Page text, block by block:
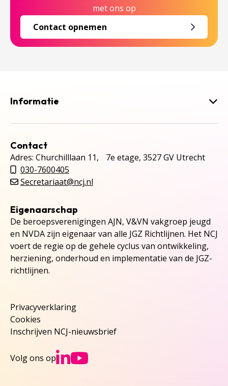
met ons op
Contact opnemen
Informatie
Contact
Adres: Churchilllaan 11, 7e etage, 3527 GV Utrecht
030-7600405
Secretariaat@ncj.nl
Eigenaarschap
De beroepsverenigingen AJN, V&VN vakgroep jeugd
en NVDA zijn eigenaar van alle JGZ Richtlijnen. Het NCJ
voert de regie op de gehele cyclus van ontwikkeling,
herziening, onderhoud en implementatie van de JGZ-
richtlijnen.
Privacyverklaring
Cookies
Inschrijven NCJ-nieuwsbrief
Volg ons op Ga naar NCJs